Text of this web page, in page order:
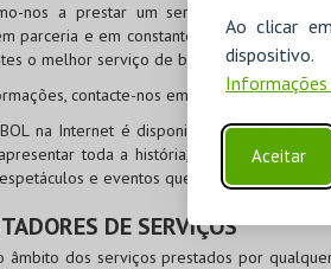
Ao clicar
Informações
Aceitar
nos a prestar um serviço de
parceria e em constante contacto para o
o melhor serviço de bilhética, venda de
contacte-nos em
info@bol.pt.
BOLna Internet é disponibilizada uma área
toda a história, informações e
e eventos que dispõe.
DE SERVIÇOS
âmbito dos serviços prestados por